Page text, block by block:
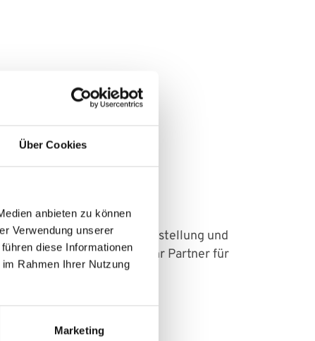
Über Cookies
anbieten zu können
Verwendung unserer
diese Informationen
Rahmen Ihrer Nutzung
Marketing
die auf die Wiederherstellung und
Verfahren - wir sind Ihr Partner für